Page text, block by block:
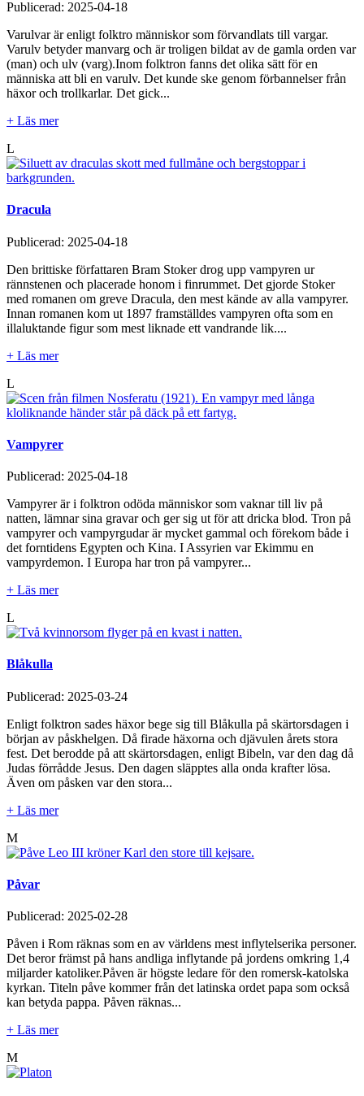
Publicerad: 2025-04-18
Varulvar är enligt folktro människor som förvandlats till vargar.
Varulv betyder manvarg och är troligen bildat av de gamla orden var
(man) och ulv (varg).Inom folktron fanns det olika sätt för en
människa att bli en varulv. Det kunde ske genom förbannelser från
häxor och trollkarlar. Det gick...
+ Läs mer
L
Dracula
Publicerad: 2025-04-18
Den brittiske författaren Bram Stoker drog upp vampyren ur
rännstenen och placerade honom i finrummet. Det gjorde Stoker
med romanen om greve Dracula, den mest kände av alla vampyrer.
Innan romanen kom ut 1897 framställdes vampyren ofta som en
illaluktande figur som mest liknade ett vandrande lik....
+ Läs mer
L
Vampyrer
Publicerad: 2025-04-18
Vampyrer är i folktron odöda människor som vaknar till liv på
natten, lämnar sina gravar och ger sig ut för att dricka blod. Tron på
vampyrer och vampyrgudar är mycket gammal och förekom både i
det forntidens Egypten och Kina. I Assyrien var Ekimmu en
vampyrdemon. I Europa har tron på vampyrer...
+ Läs mer
L
Blåkulla
Publicerad: 2025-03-24
Enligt folktron sades häxor bege sig till Blåkulla på skärtorsdagen i
början av påskhelgen. Då firade häxorna och djävulen årets stora
fest. Det berodde på att skärtorsdagen, enligt Bibeln, var den dag då
Judas förrådde Jesus. Den dagen släpptes alla onda krafter lösa.
Även om påsken var den stora...
+ Läs mer
M
Påvar
Publicerad: 2025-02-28
Påven i Rom räknas som en av världens mest inflytelserika personer.
Det beror främst på hans andliga inflytande på jordens omkring 1,4
miljarder katoliker.Påven är högste ledare för den romersk-katolska
kyrkan. Titeln påve kommer från det latinska ordet papa som också
kan betyda pappa. Påven räknas...
+ Läs mer
M